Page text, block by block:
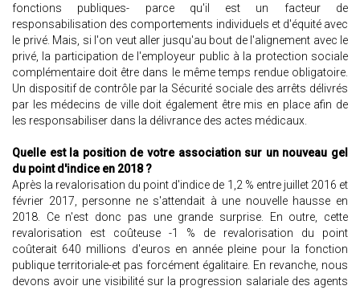
fonctions publiques- parce qu'il est un facteur de
responsabilisation des comportements individuels et d'équité avec
le privé. Mais, si l'on veut aller jusqu'au bout de l'alignement avec le
privé, la participation de l'employeur public à la protection sociale
complémentaire doit être dans le même temps rendue obligatoire.
Un dispositif de contrôle par la Sécurité sociale des arrêts délivrés
par les médecins de ville doit également être mis en place afin de
les responsabiliser dans la délivrance des actes médicaux.
Quelle est la position de votre association sur un nouveau gel
du point d'indice en 2018 ?
Après la revalorisation du point d'indice de 1,2 % entre juillet 2016 et
février 2017, personne ne s'attendait à une nouvelle hausse en
2018. Ce n'est donc pas une grande surprise. En outre, cette
revalorisation est coûteuse -1 % de revalorisation du point
coûterait 640 millions d'euros en année pleine pour la fonction
publique territoriale-et pas forcément égalitaire. En revanche, nous
devons avoir une visibilité sur la progression salariale des agents